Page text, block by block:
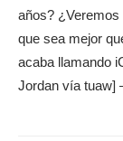
años? ¿Veremos
que sea mejor
acaba llamando
Jordan vía tuaw]